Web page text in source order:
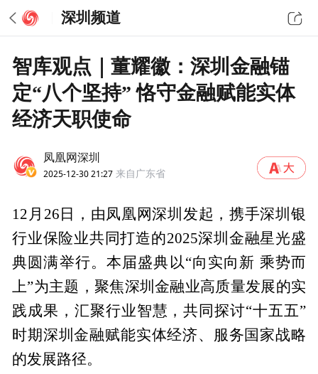
深圳频道
智库观点｜董耀徽：深圳金融锚
定“八个坚持” 恪守金融赋能实体
经济天职使命
凤凰网深圳
2025-12-30 21:27 来自广东省
12月26日，由凤凰网深圳发起，携手深圳银
行业保险业共同打造的2025深圳金融星光盛
典圆满举行。本届盛典以“向实向新 乘势而
上”为主题，聚焦深圳金融业高质量发展的实
践成果，汇聚行业智慧，共同探讨“十五五”
时期深圳金融赋能实体经济、服务国家战略
的发展路径。